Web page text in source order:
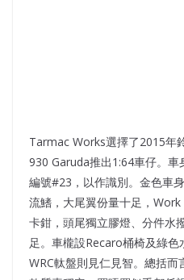
Tarmac Works選擇了2015年
930 Garuda推出1:64車仔。
編號#23，以作識別。金色車
流鰭，大尾翼份量十足，
卡鉗，頭尾獨立膠燈、分件水
足。車櫳設Recaro桶椅及綠
WRC軚盤則見仁見智。總括